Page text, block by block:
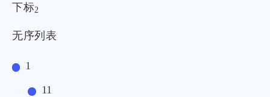
下标2
无序列表
1
11